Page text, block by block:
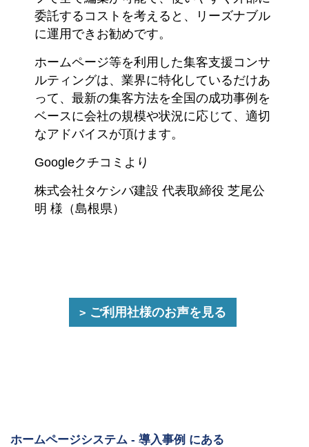
委託するコストを考えると、リーズナブル
に運用できお勧めです。
ホームページ等を利用した集客支援コンサ
ルティングは、業界に特化しているだけあ
って、最新の集客方法を全国の成功事例を
ベースに会社の規模や状況に応じて、適切
なアドバイスが頂けます。
Googleクチコミより
株式会社タケシバ建設 代表取締役 芝尾公
明 様（島根県）
ご利用社様のお声を見る
ホームページシステム - 導入事例 にある